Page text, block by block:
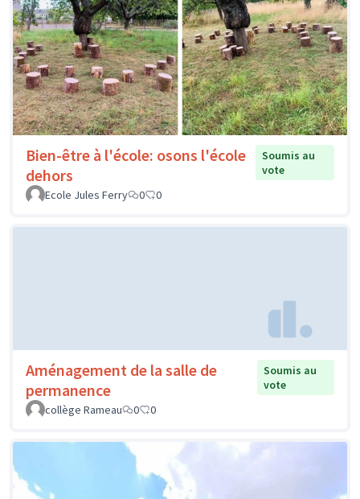
Bien-être à l'école: osons l'école
dehors
Soumis au
vote
Ecole Jules Ferry
0 0
Aménagement de la salle de
permanence
Soumis au
vote
collège Rameau
0 0